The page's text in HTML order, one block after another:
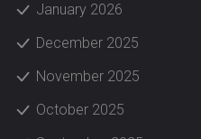
January 2026
December 2025
November 2025
October 2025